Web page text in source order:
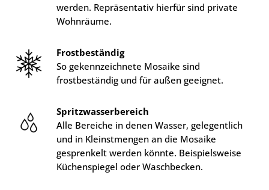
werden. Repräsentativ hierfür sind private
Wohnräume.
Frostbeständig
So gekennzeichnete Mosaike sind
frostbeständig und für außen geeignet.
Spritzwasserbereich
Alle Bereiche in denen Wasser, gelegentlich
und in Kleinstmengen an die Mosaike
gesprenkelt werden könnte. Beispielsweise
Küchenspiegel oder Waschbecken.